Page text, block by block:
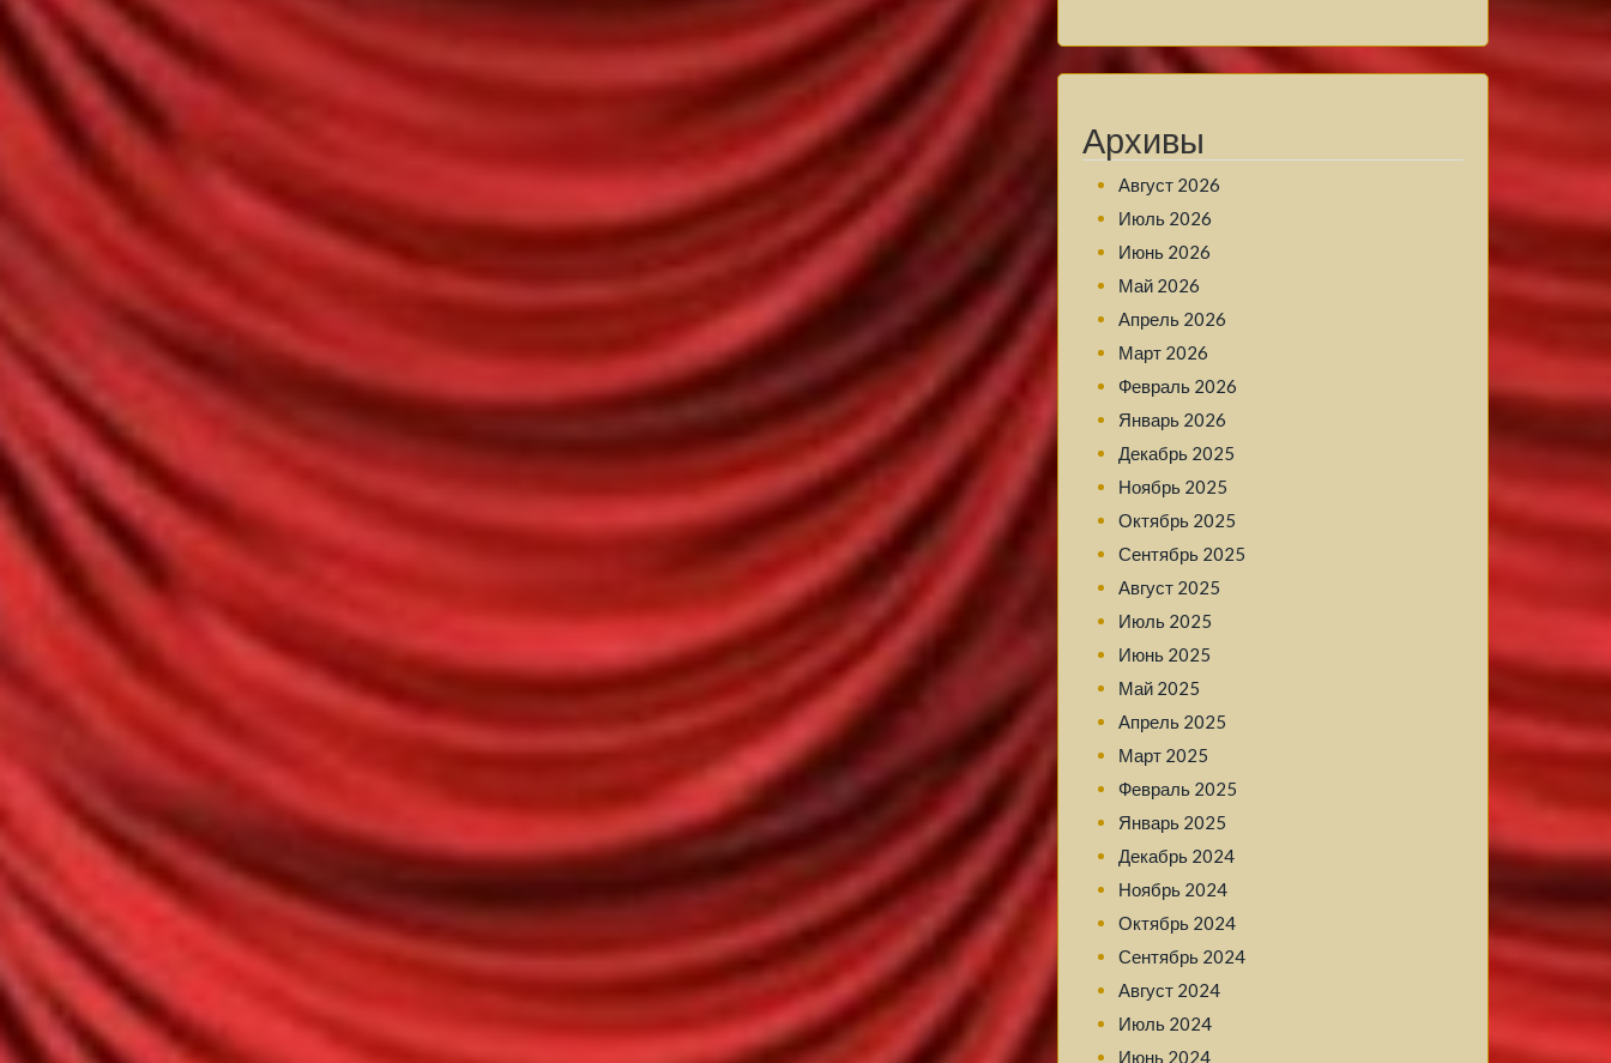
Архивы
Август 2026
Июль 2026
Июнь 2026
Май 2026
Апрель 2026
Март 2026
Февраль 2026
Январь 2026
Декабрь 2025
Ноябрь 2025
Октябрь 2025
Сентябрь 2025
Август 2025
Июль 2025
Июнь 2025
Май 2025
Апрель 2025
Март 2025
Февраль 2025
Январь 2025
Декабрь 2024
Ноябрь 2024
Октябрь 2024
Сентябрь 2024
Август 2024
Июль 2024
Июнь 2024